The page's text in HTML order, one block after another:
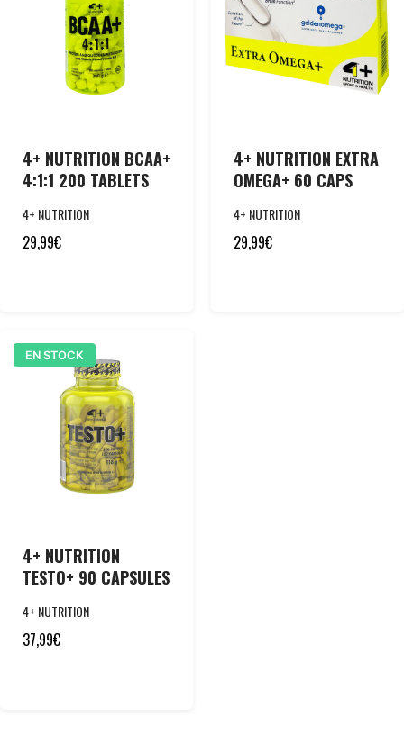
4+ NUTRITION BCAA+
4:1:1 200 TABLETS
4+ NUTRITION
29,99€
4+ NUTRITION EXTRA
OMEGA+ 60 CAPS
4+ NUTRITION
29,99€
EN STOCK
4+ NUTRITION
TESTO+ 90 CAPSULES
4+ NUTRITION
37,99€